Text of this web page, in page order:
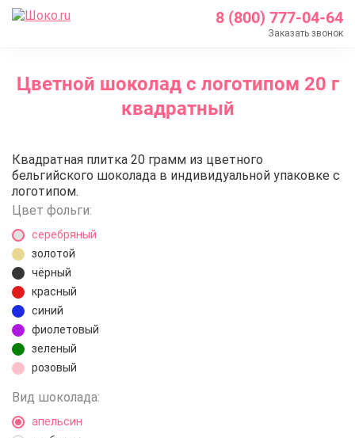
8 (800) 777-04-64
Заказать звонок
Каталог
Шоколад с логотипом
Цветной шоколад с логотипом 20 г
квадратный
Цветной шоколад с логотипом
Квадратная плитка 20 грамм из цветного
бельгийского шоколада в индивидуальной упаковке с
логотипом.
Цвет фольги:
серебряный
золотой
чёрный
красный
синий
фиолетовый
зеленый
розовый
Вид шоколада:
апельсин